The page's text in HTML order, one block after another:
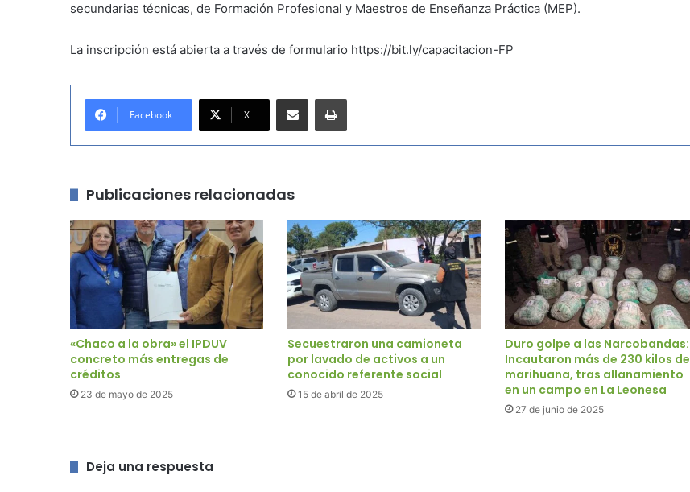
secundarias técnicas, de Formación Profesional y Maestros de Enseñanza Práctica (MEP).
La inscripción está abierta a través de formulario https://bit.ly/capacitacion-FP
Facebook X
Publicaciones relacionadas
«Chaco a la obra» el IPDUV
concreto más entregas de
créditos
23 de mayo de 2025
Secuestraron una camioneta
por lavado de activos a un
conocido referente social
15 de abril de 2025
Duro golpe a las Narcobandas:
Incautaron más de 230 kilos de
marihuana, tras allanamiento
en un campo en La Leonesa
27 de junio de 2025
Deja una respuesta